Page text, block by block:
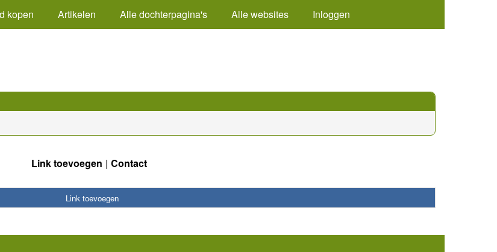
kopen Artikelen Alle dochterpagina's Alle websites Inloggen
Link toevoegen Contact
Link toevoegen